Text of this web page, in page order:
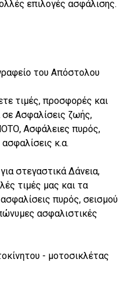
επιλογές ασφάλισης.
του Απόστολου
τιμές, προσφορές και
σε Ασφαλίσεις ζωής,
Ασφάλειες πυρός,
κ.α.
στεγαστικά Δάνεια,
τιμές μας και τα
πυρός, σεισμού
ασφαλιστικές
- μοτοσικλέτας